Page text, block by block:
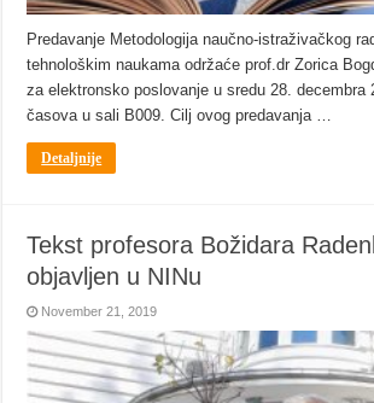
Predavanje Metodologija naučno-istraživačkog
tehnološkim naukama održaće prof.dr Zorica
za elektronsko poslovanje u sredu 28. decembra
časova u sali B009. Cilj ovog predavanja …
Detaljnije
Tekst profesora Božidara
objavljen u NINu
November 21, 2019